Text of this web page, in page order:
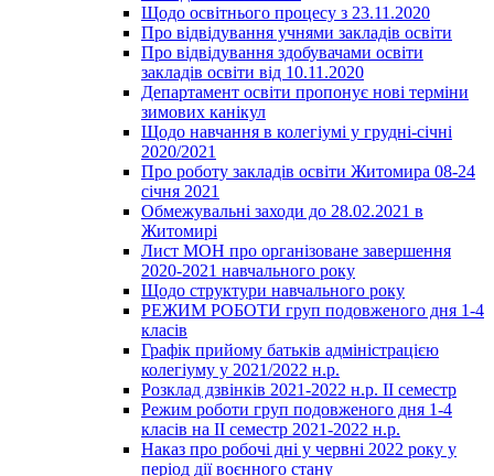
Щодо освітнього процесу з 23.11.2020
Про відвідування учнями закладів освіти
Про відвідування здобувачами освіти
закладів освіти від 10.11.2020
Департамент освіти пропонує нові терміни
зимових канікул
Щодо навчання в колегіумі у грудні-січні
2020/2021
Про роботу закладів освіти Житомира 08-24
січня 2021
Обмежувальні заходи до 28.02.2021 в
Житомирі
Лист МОН про організоване завершення
2020-2021 навчального року
Щодо структури навчального року
РЕЖИМ РОБОТИ груп подовженого дня 1-4
класів
Графік прийому батьків адміністрацією
колегіуму у 2021/2022 н.р.
Розклад дзвінків 2021-2022 н.р. ІІ семестр
Режим роботи груп подовженого дня 1-4
класів на ІІ семестр 2021-2022 н.р.
Наказ про робочі дні у червні 2022 року у
період дії воєнного стану